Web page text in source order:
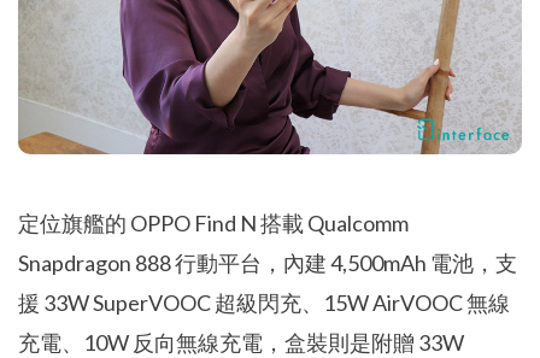
定位旗艦的 OPPO Find N 搭載 Qualcomm
Snapdragon 888 行動平台，內建 4,500mAh 電池，支
援 33W SuperVOOC 超級閃充、15W AirVOOC 無線
充電、10W 反向無線充電，盒裝則是附贈 33W